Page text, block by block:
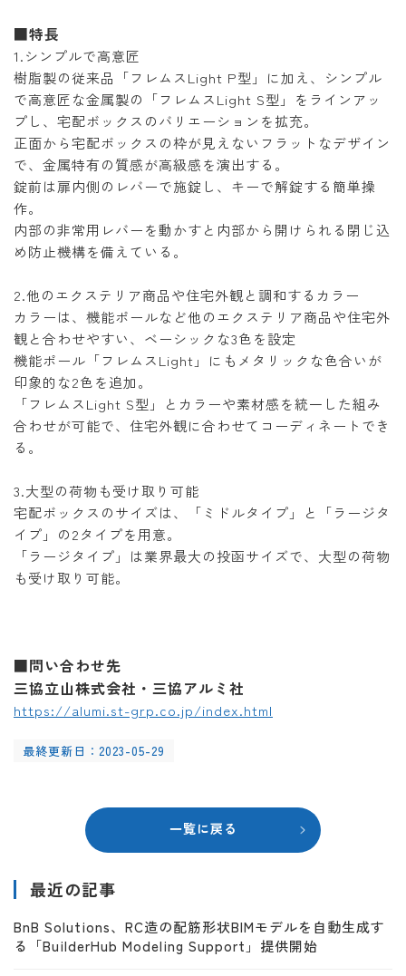
■特長
1.シンプルで高意匠
樹脂製の従来品「フレムスLight P型」に加え、シンプル
で高意匠な金属製の「フレムスLight S型」をラインアッ
プし、宅配ボックスのバリエーションを拡充。
正面から宅配ボックスの枠が見えないフラットなデザイン
で、金属特有の質感が高級感を演出する。
錠前は扉内側のレバーで施錠し、キーで解錠する簡単操
作。
内部の非常用レバーを動かすと内部から開けられる閉じ込
め防止機構を備えている。
2.他のエクステリア商品や住宅外観と調和するカラー
カラーは、機能ポールなど他のエクステリア商品や住宅外
観と合わせやすい、ベーシックな3色を設定
機能ポール「フレムスLight」にもメタリックな色合いが
印象的な2色を追加。
「フレムスLight S型」とカラーや素材感を統一した組み
合わせが可能で、住宅外観に合わせてコーディネートでき
る。
3.大型の荷物も受け取り可能
宅配ボックスのサイズは、「ミドルタイプ」と「ラージタ
イプ」の2タイプを用意。
「ラージタイプ」は業界最大の投函サイズで、大型の荷物
も受け取り可能。
■問い合わせ先
三協立山株式会社・三協アルミ社
https://alumi.st-grp.co.jp/index.html
最終更新日：2023-05-29
一覧に戻る
最近の記事
BnB Solutions、RC造の配筋形状BIMモデルを自動生成す
る「BuilderHub Modeling Support」提供開始